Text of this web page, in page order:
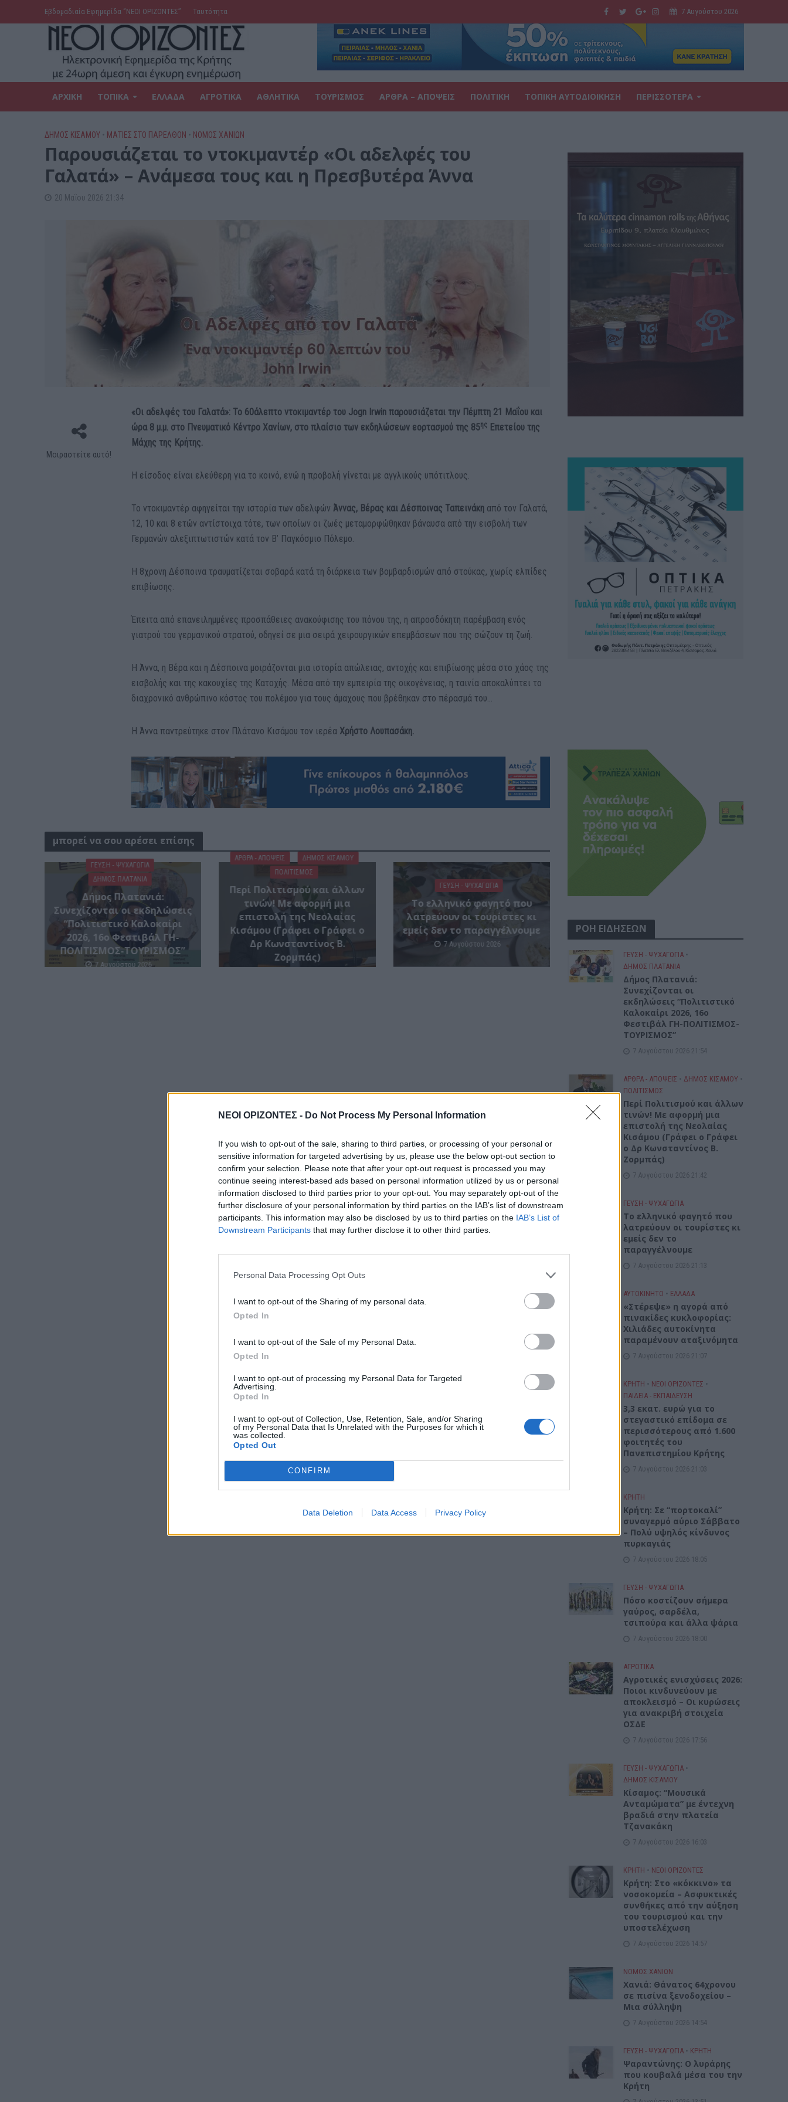
ΝΕΟΙ ΟΡΙΖΟΝΤΕΣ - Do Not Process My Personal Information
If you wish to opt-out of the sale, sharing to third parties, or processing of your personal or
sensitive information for targeted advertising by us, please use the below opt-out section to
confirm your selection. Please note that after your opt-out request is processed you may
continue seeing interest-based ads based on personal information utilized by us or personal
information disclosed to third parties prior to your opt-out. You may separately opt-out of the
further disclosure of your personal information by third parties on the IAB’s list of downstream
participants. This information may also be disclosed by us to third parties on the IAB’s List of
Downstream Participants that may further disclose it to other third parties.
Personal Data Processing Opt Outs
I want to opt-out of the Sharing of my personal data.
Opted In
I want to opt-out of the Sale of my Personal Data.
Opted In
I want to opt-out of processing my Personal Data for Targeted
Advertising.
Opted In
I want to opt-out of Collection, Use, Retention, Sale, and/or Sharing
of my Personal Data that Is Unrelated with the Purposes for which it
was collected.
Opted Out
CONFIRM
Data Deletion Data Access Privacy Policy
Εβδομαδιαία Εφημερίδα ‘’ΝΕΟΙ ΟΡΙΖΟΝΤΕΣ’’ Ταυτότητα 7 Αυγούστου 2026
ΑΡΧΙΚΗ ΤΟΠΙΚΑ ΕΛΛΑΔΑ ΑΓΡΟΤΙΚΑ ΑΘΛΗΤΙΚΑ ΤΟΥΡΙΣΜΟΣ ΑΡΘΡΑ – ΑΠΟΨΕΙΣ ΠΟΛΙΤΙΚΗ ΤΟΠΙΚΗ ΑΥΤΟΔΙΟΙΚΗΣΗ ΠΕΡΙΣΣΟΤΕΡΑ
ΔΉΜΟΣ ΚΙΣΆΜΟΥ • ΜΑΤΙΕΣ ΣΤΟ ΠΑΡΕΛΘΟΝ • ΝΟΜΌΣ ΧΑΝΊΩΝ
Παρουσιάζεται το ντοκιμαντέρ «Οι αδελφές του
Γαλατά» – Ανάμεσα τους και η Πρεσβυτέρα Άννα
20 Μαΐου 2026 21:34
Μοιραστείτε αυτό!
«Οι αδελφές του Γαλατά»: Το 60άλεπτο ντοκιμαντέρ του Jogn Irwin παρουσιάζεται την Πέμπτη 21 Μαΐου και
ώρα 8 μ.μ. στο Πνευματικό Κέντρο Χανίων, στο πλαίσιο των εκδηλώσεων εορτασμού της 85ης Επετείου της
Μάχης της Κρήτης.
Η είσοδος είναι ελεύθερη για το κοινό, ενώ η προβολή γίνεται με αγγλικούς υπότιτλους.
Το ντοκιμαντέρ αφηγείται την ιστορία των αδελφώνΆννας, Βέρας και Δέσποινας Ταπεινάκη από τον Γαλατά,
12, 10 και 8 ετών αντίστοιχα τότε, των οποίων οι ζωές μεταμορφώθηκαν βάναυσα από την εισβολή των
Γερμανών αλεξιπτωτιστών κατά τον Β’ Παγκόσμιο Πόλεμο.
Η 8χρονη Δέσποινα τραυματίζεται σοβαρά κατά τη διάρκεια των βομβαρδισμών από στούκας, χωρίς ελπίδες
επιβίωσης.
Έπειτα από επανειλημμένες προσπάθειες ανακούφισης του πόνου της, η απροσδόκητη παρέμβαση ενός
γιατρού του γερμανικού στρατού, οδηγεί σε μια σειρά χειρουργικών επεμβάσεων που της σώζουν τη ζωή.
Η Άννα, η Βέρα και η Δέσποινα μοιράζονται μια ιστορία απώλειας, αντοχής και επιβίωσης μέσα στο χάος της
εισβολής και της κακουχίες της Κατοχής. Μέσα από την εμπειρία της οικογένειας, η ταινία αποκαλύπτει το
διαχρονικό ανθρώπινο κόστος του πολέμου για τους άμαχους που βρέθηκαν στο πέρασμά του…
Η Άννα παντρεύτηκε στον Πλάτανο Κισάμου τον ιερέα Χρήστο Λουπασάκη.
μπορεί να σου αρέσει επίσης
ΓΕΎΣΗ - ΨΥΧΑΓΩΓΊΑ
ΔΉΜΟΣ ΠΛΑΤΑΝΙΆ
Δήμος Πλατανιά:
Συνεχίζονται οι εκδηλώσεις
“Πολιτιστικό Καλοκαίρι
2026, 16ο Φεστιβάλ ΓΗ-
ΠΟΛΙΤΙΣΜΟΣ-ΤΟΥΡΙΣΜΟΣ”
7 Αυγούστου 2026
ΑΡΘΡΑ - ΑΠΟΨΕΙΣ
ΔΉΜΟΣ ΚΙΣΆΜΟΥ
ΠΟΛΙΤΙΣΜΟΣ
Περί Πολιτισμού και άλλων
τινών! Mε αφορμή μια
επιστολή της Νεολαίας
Κισάμου (Γράφει ο Γράφει ο
Δρ Κωνσταντίνος Β.
Ζορμπάς)
ΓΕΎΣΗ - ΨΥΧΑΓΩΓΊΑ
Το ελληνικό φαγητό που
λατρεύουν οι τουρίστες κι
εμείς δεν το παραγγέλνουμε
7 Αυγούστου 2026
ΡΟΗ ΕΙΔΗΣΕΩΝ
ΓΕΎΣΗ - ΨΥΧΑΓΩΓΊΑ •
ΔΉΜΟΣ ΠΛΑΤΑΝΙΆ
Δήμος Πλατανιά:
Συνεχίζονται οι
εκδηλώσεις “Πολιτιστικό
Καλοκαίρι 2026, 16ο
Φεστιβάλ ΓΗ-ΠΟΛΙΤΙΣΜΟΣ-
ΤΟΥΡΙΣΜΟΣ”
7 Αυγούστου 2026 21:54
ΑΡΘΡΑ - ΑΠΟΨΕΙΣ • ΔΉΜΟΣ ΚΙΣΆΜΟΥ •
ΠΟΛΙΤΙΣΜΟΣ
Περί Πολιτισμού και άλλων
τινών! Mε αφορμή μια
επιστολή της Νεολαίας
Κισάμου (Γράφει ο Γράφει
ο Δρ Κωνσταντίνος Β.
Ζορμπάς)
7 Αυγούστου 2026 21:42
ΓΕΎΣΗ - ΨΥΧΑΓΩΓΊΑ
Το ελληνικό φαγητό που
λατρεύουν οι τουρίστες κι
εμείς δεν το
παραγγέλνουμε
7 Αυγούστου 2026 21:13
ΑΥΤΟΚΙΝΗΤΟ • ΕΛΛΑΔΑ
«Στέρεψε» η αγορά από
πινακίδες κυκλοφορίας:
Χιλιάδες αυτοκίνητα
παραμένουν αταξινόμητα
7 Αυγούστου 2026 21:07
ΚΡΗΤΗ • ΝΕΟΙ ΟΡΙΖΟΝΤΕΣ •
ΠΑΙΔΕΙΑ - ΕΚΠΑΙΔΕΥΣΗ
3,3 εκατ. ευρώ για το
στεγαστικό επίδομα σε
περισσότερους από 1.600
φοιτητές του
Πανεπιστημίου Κρήτης
7 Αυγούστου 2026 21:03
ΚΡΗΤΗ
Κρήτη: Σε “πορτοκαλί”
συναγερμό αύριο Σάββατο
– Πολύ υψηλός κίνδυνος
πυρκαγιάς
7 Αυγούστου 2026 18:05
ΓΕΎΣΗ - ΨΥΧΑΓΩΓΊΑ
Πόσο κοστίζουν σήμερα
γαύρος, σαρδέλα,
τσιπούρα και άλλα ψάρια
7 Αυγούστου 2026 18:00
ΑΓΡΟΤΙΚΑ
Αγροτικές ενισχύσεις 2026:
Ποιοι κινδυνεύουν με
αποκλεισμό – Οι κυρώσεις
για ανακριβή στοιχεία
ΟΣΔΕ
7 Αυγούστου 2026 17:56
ΓΕΎΣΗ - ΨΥΧΑΓΩΓΊΑ •
ΔΉΜΟΣ ΚΙΣΆΜΟΥ
Κίσαμος: “Μουσικά
Ανταμώματα” με έντεχνη
βραδιά στην πλατεία
Τζανακάκη
7 Αυγούστου 2026 16:03
ΚΡΗΤΗ • ΝΕΟΙ ΟΡΙΖΟΝΤΕΣ
Κρήτη: Στο «κόκκινο» τα
νοσοκομεία – Ασφυκτικές
συνθήκες από την αύξηση
του τουρισμού και την
υποστελέχωση
7 Αυγούστου 2026 14:57
ΝΟΜΌΣ ΧΑΝΊΩΝ
Χανιά: Θάνατος 64χρονου
σε πισίνα ξενοδοχείου –
Μια σύλληψη
7 Αυγούστου 2026 14:54
ΓΕΎΣΗ - ΨΥΧΑΓΩΓΊΑ • ΚΡΗΤΗ
Ψαραντώνης: Ο λυράρης
που κουβαλά μέσα του την
Κρήτη